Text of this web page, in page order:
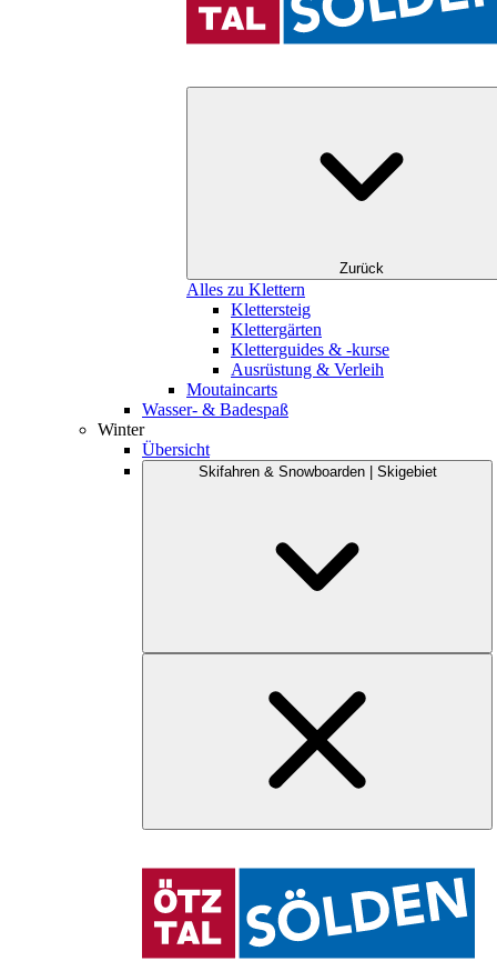
Zurück
Alles zu Klettern
Klettersteig
Klettergärten
Kletterguides & -kurse
Ausrüstung & Verleih
Moutaincarts
Wasser- & Badespaß
Winter
Übersicht
Skifahren & Snowboarden | Skigebiet